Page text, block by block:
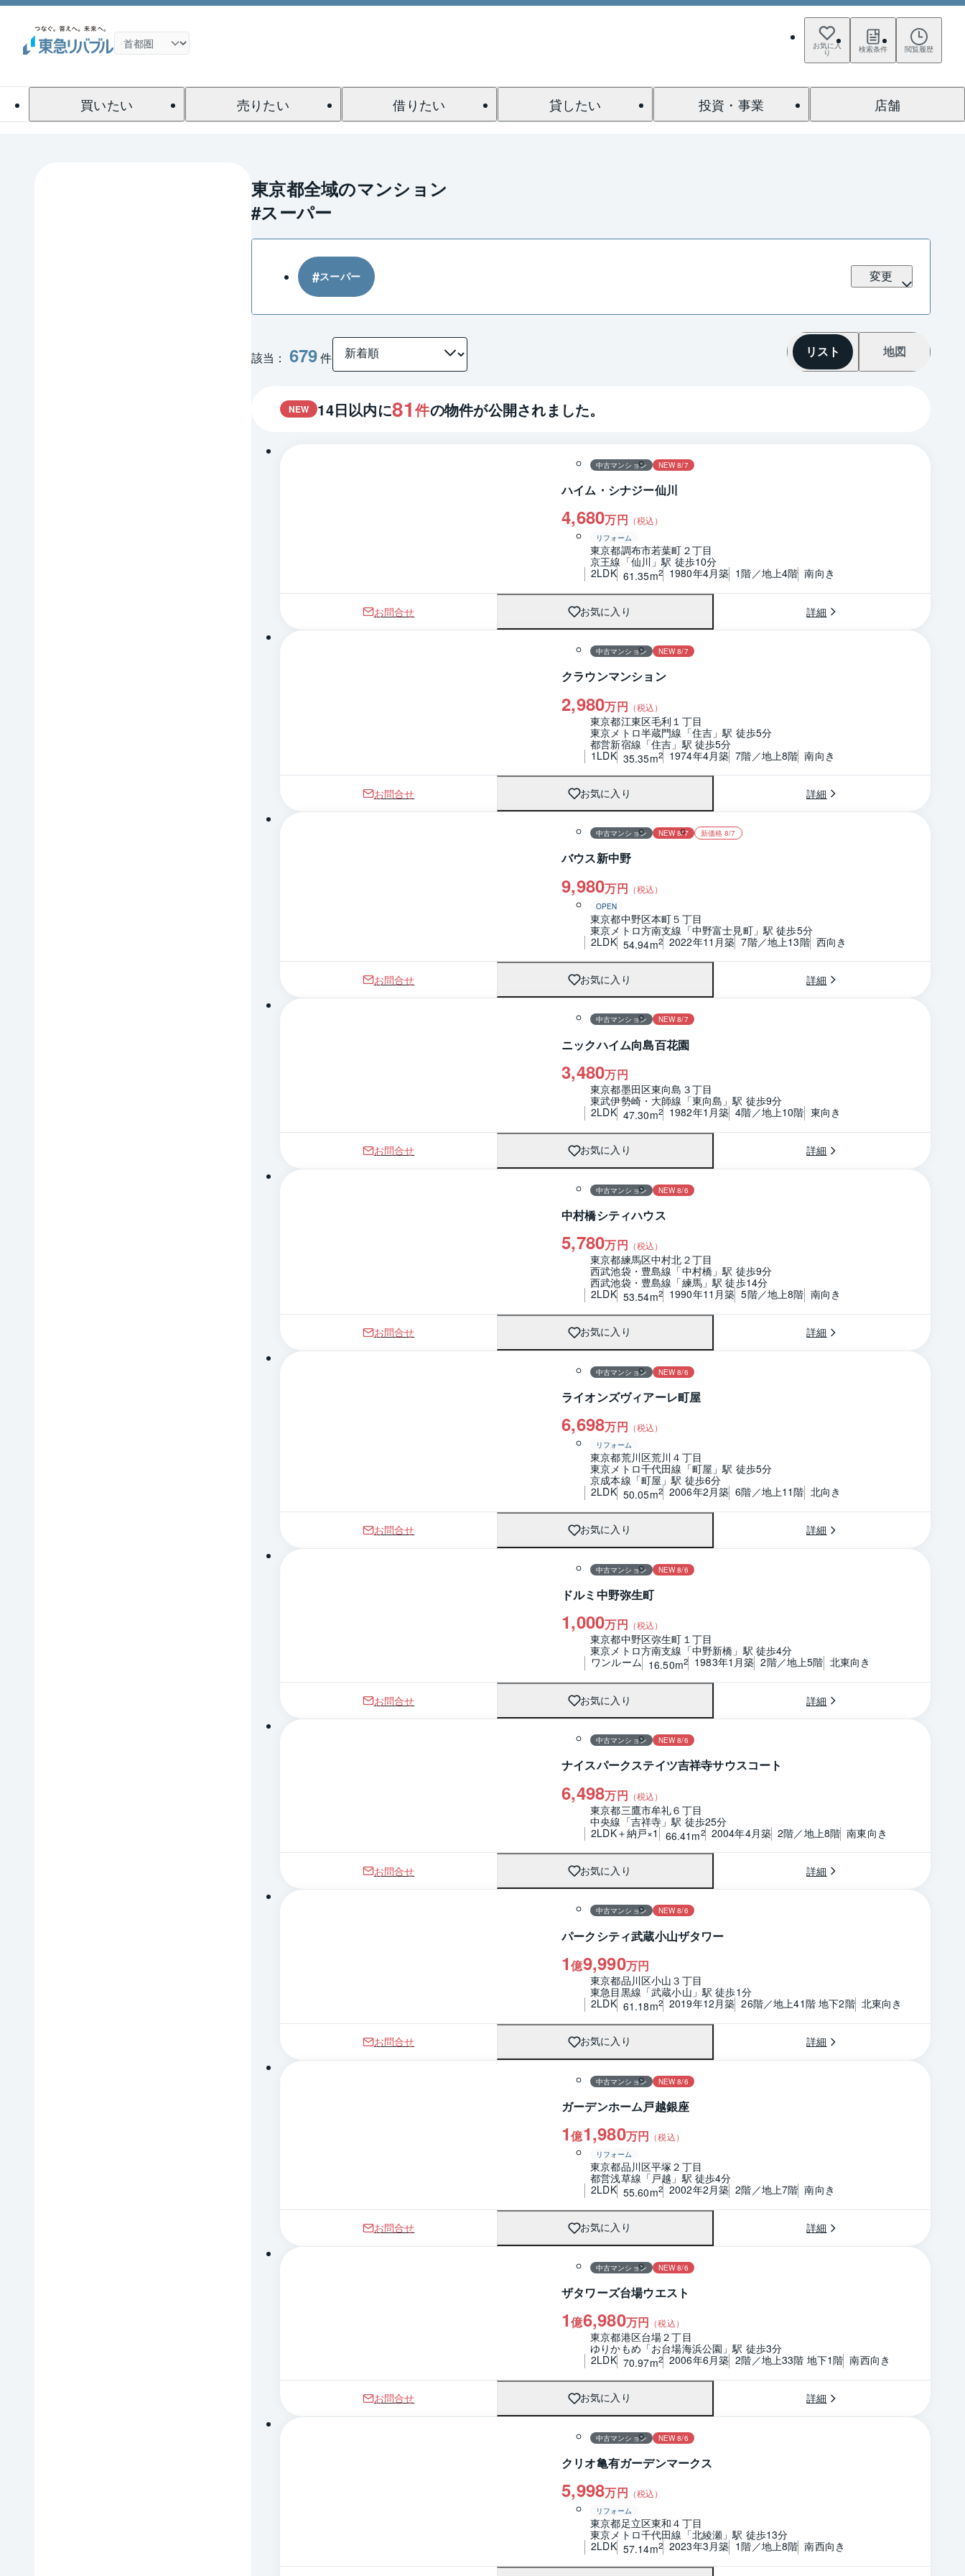
お気に入
り 検索条件 閲覧履歴
買いたい 売りたい 借りたい 貸したい 投資・事業 店舗
東京都全域のマンション
#スーパー
スーパー 変更
該当： 679件 リスト 地図
NEW 14日以内に81件の物件が公開されました。
中古マンション NEW 8/7
ハイム・シナジー仙川
4,680万円 （税込）
リフォーム
東京都調布市若葉町２丁目
京王線「仙川」駅 徒歩10分
2LDK 61.35m2 1980年4月築 1階／地上4階 南向き
お問合せ お気に入り 詳細
中古マンション NEW 8/7
クラウンマンション
2,980万円 （税込）
東京都江東区毛利１丁目
東京メトロ半蔵門線「住吉」駅 徒歩5分
都営新宿線「住吉」駅 徒歩5分
1LDK 35.35m2 1974年4月築 7階／地上8階 南向き
お問合せ お気に入り 詳細
中古マンション NEW 8/7 新価格 8/7
バウス新中野
9,980万円 （税込）
OPEN
東京都中野区本町５丁目
東京メトロ方南支線「中野富士見町」駅 徒歩5分
2LDK 54.94m2 2022年11月築 7階／地上13階 西向き
お問合せ お気に入り 詳細
中古マンション NEW 8/7
ニックハイム向島百花園
3,480万円
東京都墨田区東向島３丁目
東武伊勢崎・大師線「東向島」駅 徒歩9分
2LDK 47.30m2 1982年1月築 4階／地上10階 東向き
お問合せ お気に入り 詳細
中古マンション NEW 8/6
中村橋シティハウス
5,780万円 （税込）
東京都練馬区中村北２丁目
西武池袋・豊島線「中村橋」駅 徒歩9分
西武池袋・豊島線「練馬」駅 徒歩14分
2LDK 53.54m2 1990年11月築 5階／地上8階 南向き
お問合せ お気に入り 詳細
中古マンション NEW 8/6
ライオンズヴィアーレ町屋
6,698万円 （税込）
リフォーム
東京都荒川区荒川４丁目
東京メトロ千代田線「町屋」駅 徒歩5分
京成本線「町屋」駅 徒歩6分
2LDK 50.05m2 2006年2月築 6階／地上11階 北向き
お問合せ お気に入り 詳細
中古マンション NEW 8/6
ドルミ中野弥生町
1,000万円 （税込）
東京都中野区弥生町１丁目
東京メトロ方南支線「中野新橋」駅 徒歩4分
ワンルーム 16.50m2 1983年1月築 2階／地上5階 北東向き
お問合せ お気に入り 詳細
中古マンション NEW 8/6
ナイスパークステイツ吉祥寺サウスコート
6,498万円 （税込）
東京都三鷹市牟礼６丁目
中央線「吉祥寺」駅 徒歩25分
2LDK＋納戸×1
66.41m2 2004年4月築 2階／地上8階 南東向き
お問合せ お気に入り 詳細
中古マンション NEW 8/6
パークシティ武蔵小山ザタワー
1億9,990万円
東京都品川区小山３丁目
東急目黒線「武蔵小山」駅 徒歩1分
2LDK 61.18m2 2019年12月築 26階／地上41階 地下2階 北東向き
お問合せ お気に入り 詳細
中古マンション NEW 8/6
ガーデンホーム戸越銀座
1億1,980万円 （税込）
リフォーム
東京都品川区平塚２丁目
都営浅草線「戸越」駅 徒歩4分
2LDK 55.60m2 2002年2月築 2階／地上7階 南向き
お問合せ お気に入り 詳細
中古マンション NEW 8/6
ザタワーズ台場ウエスト
1億6,980万円 （税込）
東京都港区台場２丁目
ゆりかもめ「お台場海浜公園」駅 徒歩3分
2LDK 70.97m2 2006年6月築 2階／地上33階 地下1階 南西向き
お問合せ お気に入り 詳細
中古マンション NEW 8/6
クリオ亀有ガーデンマークス
5,998万円 （税込）
リフォーム
東京都足立区東和４丁目
東京メトロ千代田線「北綾瀬」駅 徒歩13分
2LDK 57.14m2 2023年3月築 1階／地上8階 南西向き